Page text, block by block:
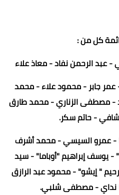
كل من :
الرحمن نفاد - معاذ علاء
عمر جابر - محمود علاء - محمد
- مصطفى الزناري - محمد طارق
- حاتم سكر.
- عمرو السيسي - محمد أشرف
إبراهيم "أوباما" - سيد
" إيشو" - محمود عبد الرازق
نداي - مصطفى شلبي.